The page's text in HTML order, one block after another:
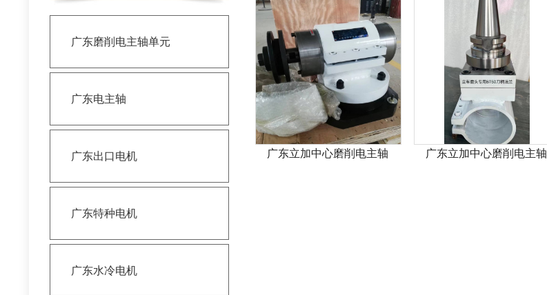
广东磨削电主轴单元
广东电主轴
广东出口电机
广东特种电机
广东水冷电机
广东立加中心磨削电主轴 广东立加中心磨削电主轴